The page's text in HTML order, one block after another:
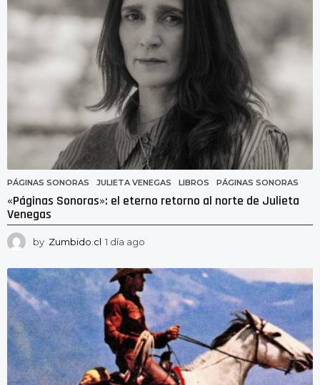
PÁGINAS SONORAS JULIETA VENEGAS ,LIBROS ,PÁGINAS SONORAS
«Páginas Sonoras»: el eterno retorno al norte de Julieta
Venegas
by Zumbido.cl 1 día ago
í
a
g
o